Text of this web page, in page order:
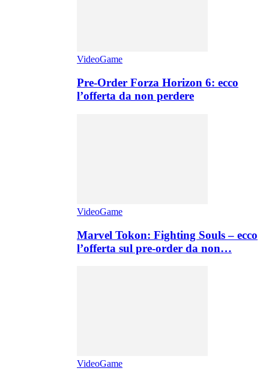
VideoGame
Pre-Order Forza Horizon 6: ecco
l’offerta da non perdere
VideoGame
Marvel Tokon: Fighting Souls – ecco
l’offerta sul pre-order da non…
VideoGame